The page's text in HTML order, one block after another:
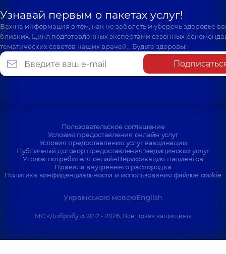
Узнавай первым о пакетах услуг!
Важна информация о том, как не заболеть и уберечь здоровье
близких. Цикл подготовленных экспертами сезонных
тематических советов наших врачей… Будьте здоровы!
Пользовательское соглашение
Условия предоставления онлайн услуг
Условия предоставления услуг вакцинации
Публичный договор предоставления медицинских услуг
Уголок потребителя онлайнВерификация пациентов
Правила внутреннего распорядка
Политика конфиденциальности и использования файлов cookie
Українською мовоюEnglish
МС «Добробут» 2012 - 2026. Все права защищены